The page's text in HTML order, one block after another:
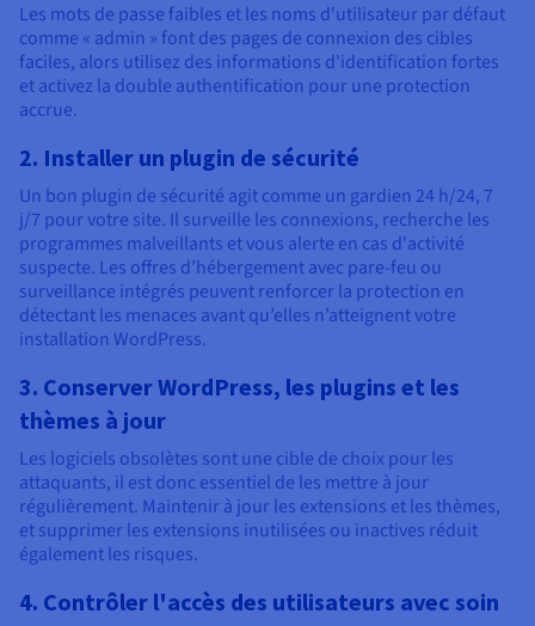
Les mots de passe faibles et les noms d'utilisateur par défaut
comme « admin » font des pages de connexion des cibles
faciles, alors utilisez des informations d'identification fortes
et activez la double authentification pour une protection
accrue.
2. Installer un plugin de sécurité
Un bon plugin de sécurité agit comme un gardien 24 h/24, 7
j/7 pour votre site. Il surveille les connexions, recherche les
programmes malveillants et vous alerte en cas d'activité
suspecte. Les offres d’hébergement avec pare-feu ou
surveillance intégrés peuvent renforcer la protection en
détectant les menaces avant qu’elles n’atteignent votre
installation WordPress.
3. Conserver WordPress, les plugins et les
thèmes à jour
Les logiciels obsolètes sont une cible de choix pour les
attaquants, il est donc essentiel de les mettre à jour
régulièrement. Maintenir à jour les extensions et les thèmes,
et supprimer les extensions inutilisées ou inactives réduit
également les risques.
4. Contrôler l'accès des utilisateurs avec soin